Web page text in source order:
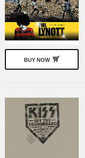
BUY NOW